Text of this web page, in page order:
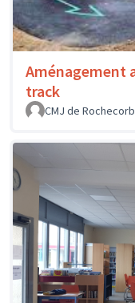
Aménagement
track
CMJ de